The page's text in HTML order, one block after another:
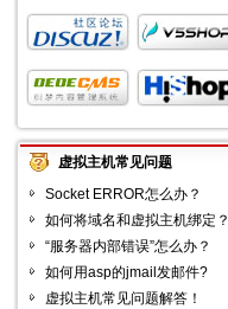
虚拟主机常见问题
Socket ERROR怎么办？
如何将域名和虚拟主机绑定？
“服务器内部错误”怎么办？
如何用asp的jmail发邮件?
虚拟主机常见问题解答！